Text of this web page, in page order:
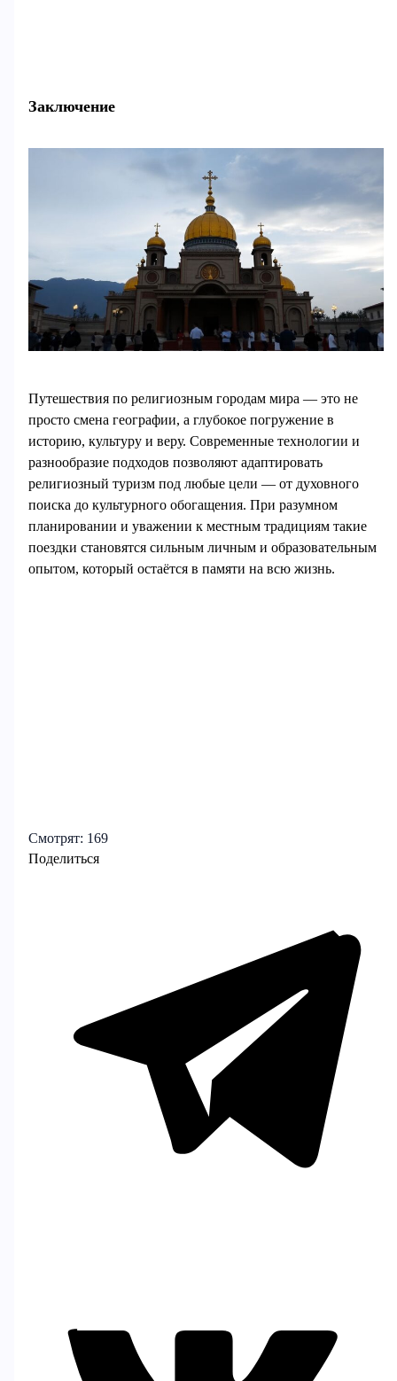
Заключение
Путешествия по религиозным городам мира — это не
просто смена географии, а глубокое погружение в
историю, культуру и веру. Современные технологии и
разнообразие подходов позволяют адаптировать
религиозный туризм под любые цели — от духовного
поиска до культурного обогащения. При разумном
планировании и уважении к местным традициям такие
поездки становятся сильным личным и образовательным
опытом, который остаётся в памяти на всю жизнь.
Смотрят: 169
Поделиться